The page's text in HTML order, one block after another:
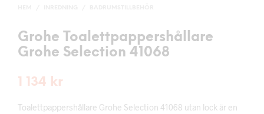
Grohe Toalettpappershållare
Grohe Selection 41068
1 134 kr
Toalettpappershållare Grohe Selection 41068 utan lock är en